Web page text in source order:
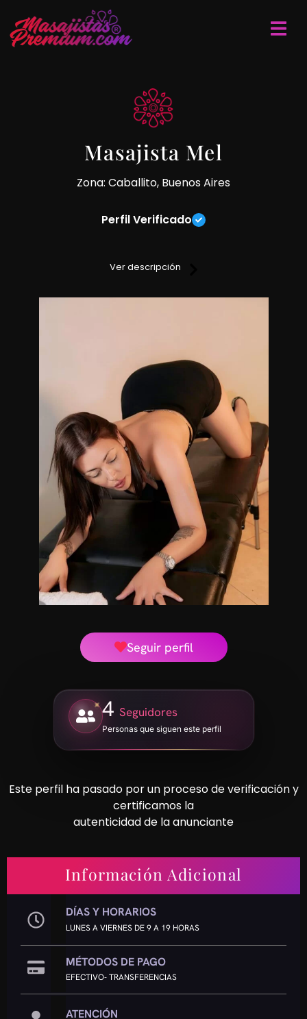
Masajista Mel
Zona: Caballito, Buenos Aires
Perfil Verificado
sedativos sobre camilla.
de higiene (solo me manejo con reserva de turno
Ver descripción
Seguir perfil
4 Seguidores
Personas que siguen este perfil
Este perfil ha pasado por un proceso de verificación y
certificamos la
autenticidad de la anunciante
Información Adicional
DÍAS Y HORARIOS
LUNES A VIERNES DE 9 A 19 HORAS
MÉTODOS DE PAGO
EFECTIVO- TRANSFERENCIAS
ATENCIÓN